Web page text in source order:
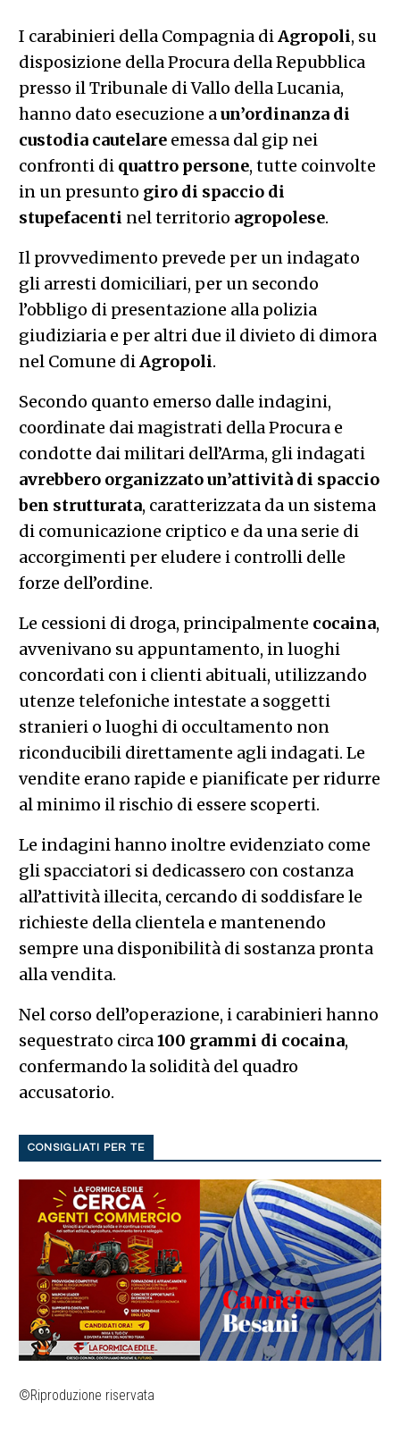
I carabinieri della Compagnia diAgropoli, su
disposizione della Procura della Repubblica
presso il Tribunale di Vallo della Lucania,
hanno dato esecuzione aun’ordinanza di
custodia cautelare emessa dal gip nei
confronti di quattro persone, tutte coinvolte
in un presunto giro di spaccio di
stupefacenti nel territorio agropolese.
Il provvedimento prevede per un indagato
gli arresti domiciliari, per un secondo
l’obbligo di presentazione alla polizia
giudiziaria e per altri due il divieto di dimora
nel Comune diAgropoli.
Secondo quanto emerso dalle indagini,
coordinate dai magistrati della Procura e
condotte dai militari dell’Arma, gli indagati
avrebbero organizzato un’attività di spaccio
ben strutturata, caratterizzata da un sistema
di comunicazione criptico e da una serie di
accorgimenti per eludere i controlli delle
forze dell’ordine.
Le cessioni di droga, principalmente cocaina,
avvenivano su appuntamento, in luoghi
concordati con i clienti abituali, utilizzando
utenze telefoniche intestate a soggetti
stranieri o luoghi di occultamento non
riconducibili direttamente agli indagati. Le
vendite erano rapide e pianificate per ridurre
al minimo il rischio di essere scoperti.
Le indagini hanno inoltre evidenziato come
gli spacciatori si dedicassero con costanza
all’attività illecita, cercando di soddisfare le
richieste della clientela e mantenendo
sempre una disponibilità di sostanza pronta
alla vendita.
Nel corso dell’operazione, i carabinieri hanno
sequestrato circa100 grammi di cocaina,
confermando la solidità del quadro
accusatorio.
CONSIGLIATI PER TE
©Riproduzione riservata